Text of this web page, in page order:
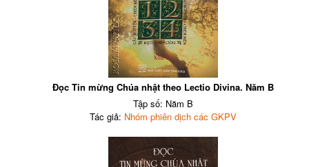
Đọc Tin mừng Chúa nhật theo Lectio Divina. Năm B
Tập số: Năm B
Tác giả: Nhóm phiên dịch các GKPV